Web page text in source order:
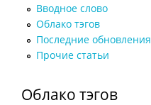
Вводное слово
Облако тэгов
Последние обновления
Прочие статьи
Облако тэгов